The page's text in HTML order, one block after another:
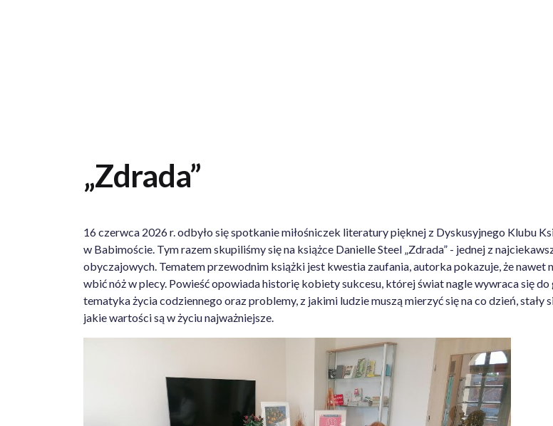
„Zdrada”
16 czerwca 2026 r. odbyło się spotkanie miłośniczek literatury pięknej z Dyskusyjnego Klubu
w Babimoście. Tym razem skupiliśmy się na książce Danielle Steel „Zdrada” - jednej z
obyczajowych. Tematem przewodnim książki jest kwestia zaufania, autorka pokazuje, że
wbić nóż w plecy. Powieść opowiada historię kobiety sukcesu, której świat nagle wywraca się
tematyka życia codziennego oraz problemy, z jakimi ludzie muszą mierzyć się na co dzień,
jakie wartości są w życiu najważniejsze.